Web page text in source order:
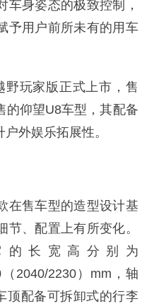
车身姿态的极致控制，
予用户前所未有的用车
野玩家版正式上市，售
的仰望U8车型，其配备
外娱乐拓展性。
在售车型的造型设计基
、配置上有所变化。
长宽高分别为
2040/2230）mm，轴
顶配备可拆卸式的行李